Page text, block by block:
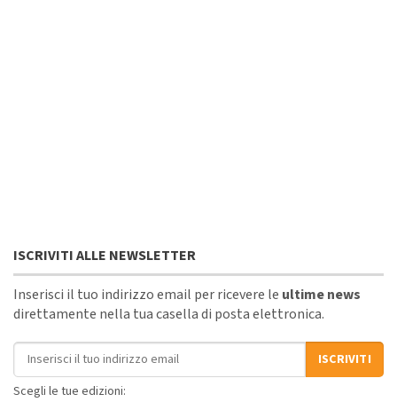
ISCRIVITI ALLE NEWSLETTER
Inserisci il tuo indirizzo email per ricevere le ultime news
direttamente nella tua casella di posta elettronica.
Indirizzo email
ISCRIVITI
Scegli le tue edizioni: